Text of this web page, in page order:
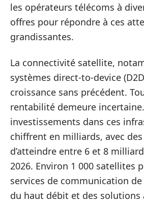
les opérateurs télécoms à
offres pour répondre à ces
grandissantes.
La connectivité satellite,
systèmes direct-to-device
croissance sans précédent.
rentabilité demeure
investissements dans ces
chiffrent en milliards, avec
d’atteindre entre 6 et 8
2026. Environ 1 000 satellites
services de communication
du haut débit et des solutions